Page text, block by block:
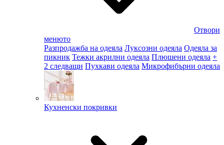
Отвори
менюто
Разпродажба на одеяла Луксозни одеяла Одеяла за
пикник Тежки акрилни одеяла Плюшени одеяла +
2 следващи Пухкави одеяла Микрофибърни одеяла
Кухненски покривки